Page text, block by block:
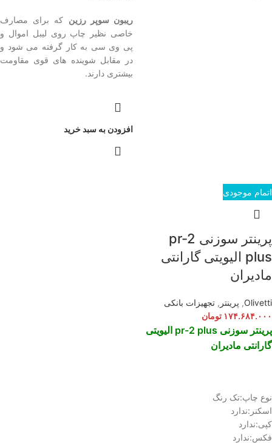
ریبون سوپر رزین که برای مصارف
خاصی نظیر چاپ روی لیبل اموال و
پی وی سی به کار گرفته می شود و
در مقابل شوینده های قوی مقاومت
بیشتری دارند.
افزودن به سبد خرید
اتمام موجودی
پرینتر سوزنی pr-2
plus الیویتی گارانتی
مادیران
Olivetti
, پرینتر , تجهیزات بانکی
۱۷۴.۶۸۴.۰۰۰ تومان
پرینتر سوزنی pr-2 plus الیویتی
گارانتی مادیران
نوع چاپ:تک رنگ
اسکنر:ندارد
کپی:ندارد
فکس:ندارد